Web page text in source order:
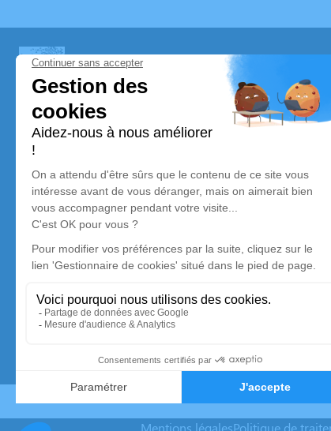
Pompes Funèbres Dumas Père & Fils
Nos équipes vous aident à honorer la mémoire de la
son souvenir dans le respect de ses volontés, de ses
son dernier voyage.
Notre agence
Pompes Funèbres Dumas Père et Fils
04 65 66 26 95
pf.familiale.dumas@gmail.com
18 Rue Jules Ferry - 13120 - Gardanne
Mentions légalesPolitique de